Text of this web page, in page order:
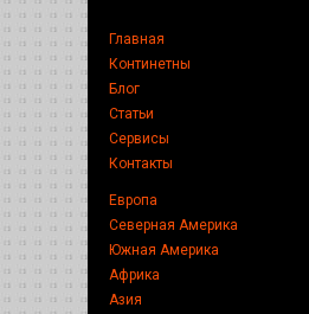
Главная
Континетны
Блог
Статьи
Сервисы
Контакты
Европа
Северная Америка
Южная Америка
Африка
Азия